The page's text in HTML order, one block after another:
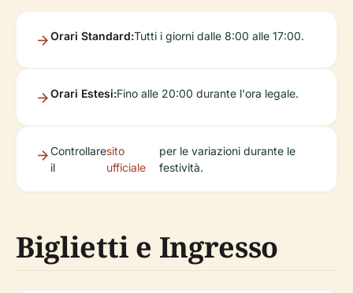
Orari Standard:Tutti i giorni dalle 8:00 alle 17:00.
Orari Estesi:Fino alle 20:00 durante l'ora legale.
Controllare
il
sito
ufficiale
per le variazioni durante le
festività.
Biglietti e Ingresso